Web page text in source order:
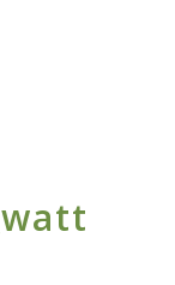
watt